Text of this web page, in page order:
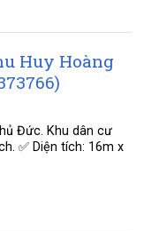
Huy Hoàng
Đức. Khu dân cư
✅ Diện tích: 16m x